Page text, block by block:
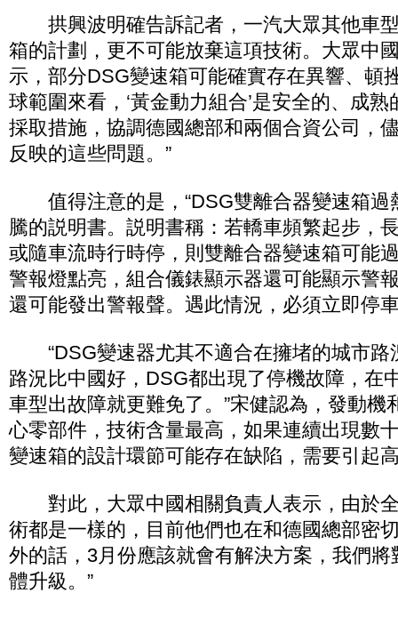
拱興波明確告訴記者，一汽大眾其他車
箱的計劃，更不可能放棄這項技術。大眾中
示，部分DSG變速箱可能確實存在異響、頓
球範圍來看，‘黃金動力組合’是安全的、成
採取措施，協調德國總部和兩個合資公司，
反映的這些問題。”
值得注意的是，“DSG雙離合器變速箱過
騰的説明書。説明書稱：若轎車頻繁起步，
或隨車流時行時停，則雙離合器變速箱可能
警報燈點亮，組合儀錶顯示器還可能顯示警
還可能發出警報聲。遇此情況，必須立即停
“DSG變速器尤其不適合在擁堵的城市路
路況比中國好，DSG都出現了停機故障，在
車型出故障就更難免了。”宋健認為，發動機
心零部件，技術含量最高，如果連續出現數
變速箱的設計環節可能存在缺陷，需要引起
對此，大眾中國相關負責人表示，由於
術都是一樣的，目前他們也在和德國總部密
外的話，3月份應該就會有解決方案，我們
體升級。”